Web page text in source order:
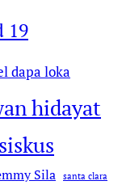
19
dapa loka
hidayat
Sila santa clara